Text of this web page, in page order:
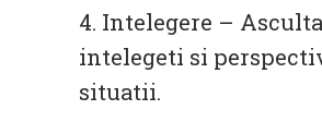
4. Intelegere –
intelegeti si
situatii.